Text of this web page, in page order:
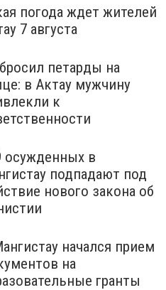
погода ждет жителей
7 августа
петарды на
в Актау мужчину
к
осужденных в
подпадают под
нового закона об
начался прием
на
гранты